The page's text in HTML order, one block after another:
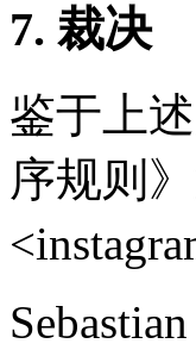
7. 裁决
鉴于上
序规则